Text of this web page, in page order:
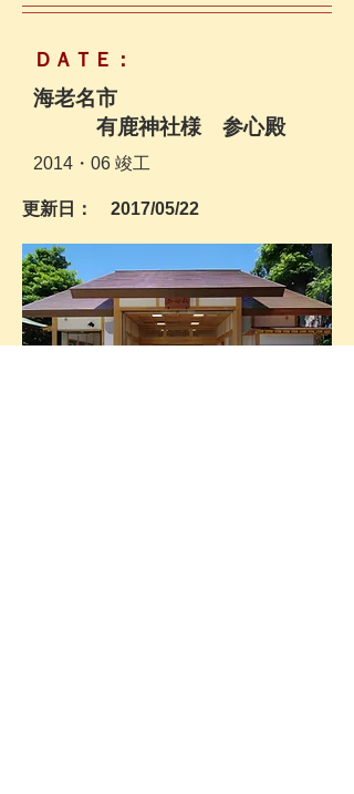
​ＤＡＴＥ：
海老名市
有鹿神社様 参心殿
​2014 ・06 竣工
更新日： 2017/05/22